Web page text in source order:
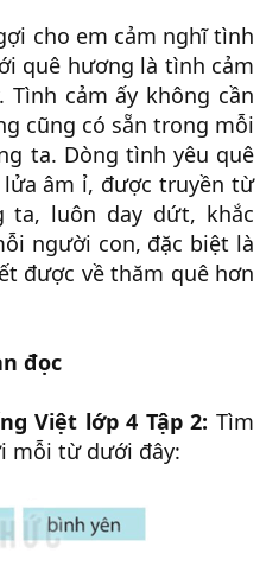
cho em cảm nghĩ tình
quê hương là tình cảm
cảm ấy không cần
cũng có sẵn trong mỗi
ta. Dòng tình yêu quê
âm ỉ, được truyền từ
ta, luôn day dứt, khắc
người con, đặc biệt là
được về thăm quê hơn
đọc
Việt lớp 4 Tập 2: Tìm
mỗi từ dưới đây: